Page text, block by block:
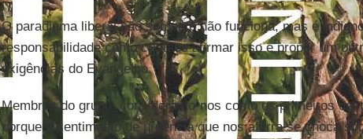
O paradigma liberal não somente não funciona, mas é
responsabilidade como cristãos afirmar isso e propor um
exigências do Evangelho.
Membros do grupo, consideramo-nos como os primeiros
porque o sentimento de urgência que nos aferra se choca